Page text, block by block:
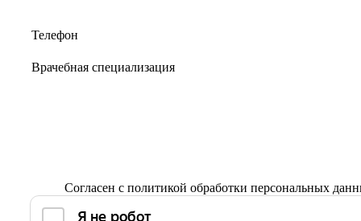
Согласен с политикой обработки персональных